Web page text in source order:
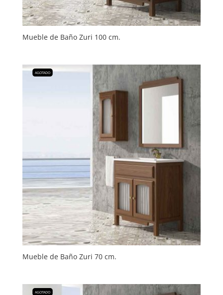
Mueble de Baño Zuri 100 cm.
AGOTADO
Mueble de Baño Zuri 70 cm.
AGOTADO